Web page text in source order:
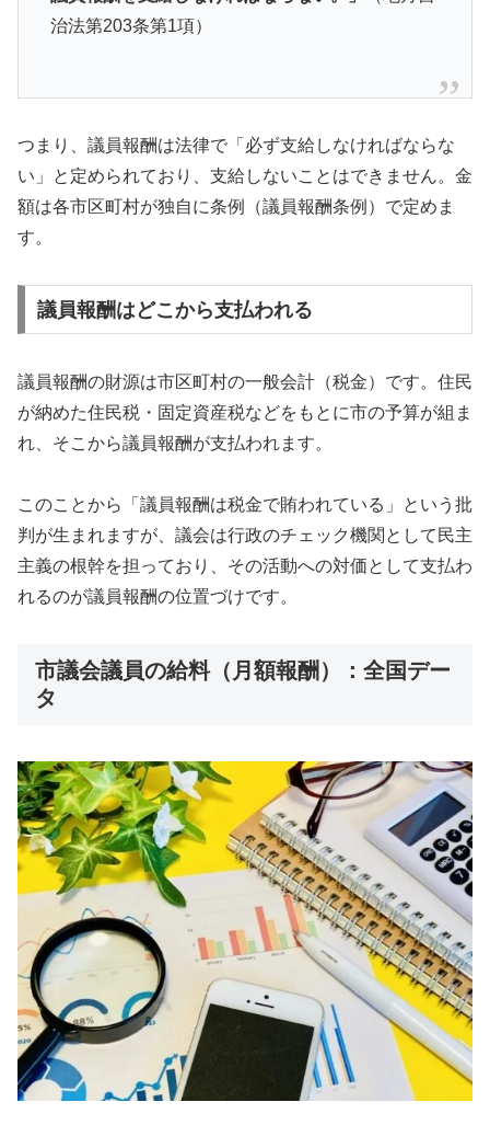
治法第203条第1項）
つまり、議員報酬は法律で「必ず支給しなければならな
い」と定められており、支給しないことはできません。金
額は各市区町村が独自に条例（議員報酬条例）で定めま
す。
議員報酬はどこから支払われる
議員報酬の財源は市区町村の一般会計（税金）です。住民
が納めた住民税・固定資産税などをもとに市の予算が組ま
れ、そこから議員報酬が支払われます。
このことから「議員報酬は税金で賄われている」という批
判が生まれますが、議会は行政のチェック機関として民主
主義の根幹を担っており、その活動への対価として支払わ
れるのが議員報酬の位置づけです。
市議会議員の給料（月額報酬）：全国デー
タ